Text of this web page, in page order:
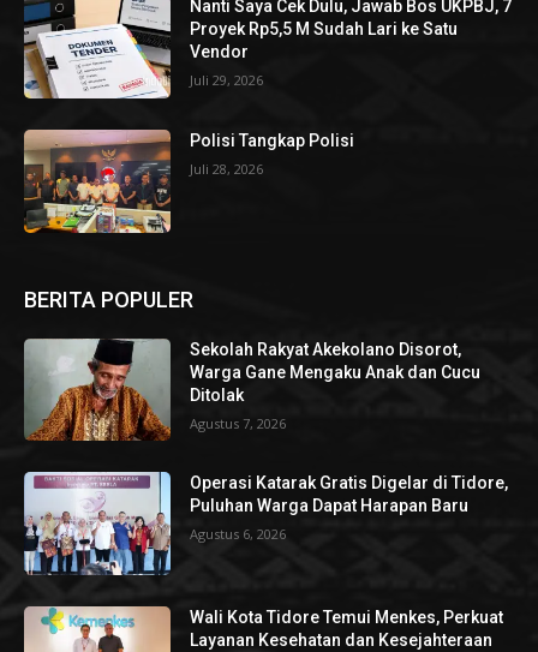
Nanti Saya Cek Dulu, Jawab Bos UKPBJ, 7
Proyek Rp5,5 M Sudah Lari ke Satu
Vendor
Juli 29, 2026
Polisi Tangkap Polisi
Juli 28, 2026
BERITA POPULER
Sekolah Rakyat Akekolano Disorot,
Warga Gane Mengaku Anak dan Cucu
Ditolak
Agustus 7, 2026
Operasi Katarak Gratis Digelar di Tidore,
Puluhan Warga Dapat Harapan Baru
Agustus 6, 2026
Wali Kota Tidore Temui Menkes, Perkuat
Layanan Kesehatan dan Kesejahteraan